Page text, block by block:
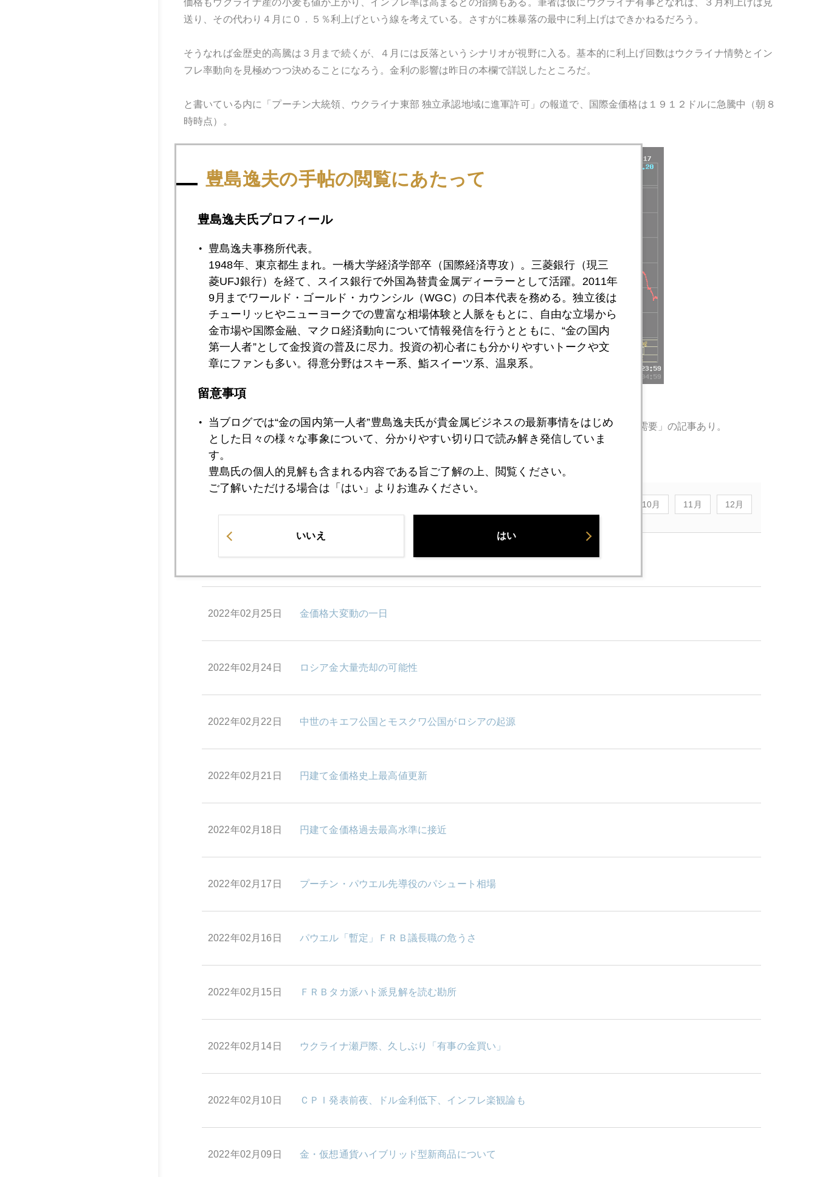
価格もウクライナ産の小麦も値が上がり、インフレ率は高まるとの指摘もある。筆者は仮にウクライナ有事となれば、３月利上げは見
送り、その代わり４月に０．５％利上げという線を考えている。さすがに株暴落の最中に利上げはできかねるだろう。
そうなれば金歴史的高騰は３月まで続くが、４月には反落というシナリオが視野に入る。基本的に利上げ回数はウクライナ情勢とイン
フレ率動向を見極めつつ決めることになろう。金利の影響は昨日の本欄で詳説したところだ。
と書いている内に「プーチン大統領、ウクライナ東部 独立承認地域に進軍許可」の報道で、国際金価格は１９１２ドルに急騰中（朝８
時時点）。
それから今朝の日経新聞朝刊グローバル市場面に「国内の金 最高値 円の実力低下背景に 資産防衛で需要」の記事あり。
10月 11月 12月
2022年02月28日 週末ウクライナ情勢急変、有事の金買い第二波あるか
2022年02月25日 金価格大変動の一日
2022年02月24日 ロシア金大量売却の可能性
2022年02月22日 中世のキエフ公国とモスクワ公国がロシアの起源
2022年02月21日 円建て金価格史上最高値更新
2022年02月18日 円建て金価格過去最高水準に接近
2022年02月17日 プーチン・パウエル先導役のパシュート相場
2022年02月16日 パウエル「暫定」ＦＲＢ議長職の危うさ
2022年02月15日 ＦＲＢタカ派ハト派見解を読む勘所
2022年02月14日 ウクライナ瀬戸際、久しぶり「有事の金買い」
2022年02月10日 ＣＰＩ発表前夜、ドル金利低下、インフレ楽観論も
2022年02月09日 金・仮想通貨ハイブリッド型新商品について
豊島逸夫の手帖の閲覧にあたって
豊島逸夫氏プロフィール
豊島逸夫事務所代表。
1948年、東京都生まれ。一橋大学経済学部卒（国際経済専攻）。三菱銀行（現三
菱UFJ銀行）を経て、スイス銀行で外国為替貴金属ディーラーとして活躍。2011年
9月までワールド・ゴールド・カウンシル（WGC）の日本代表を務める。独立後は
チューリッヒやニューヨークでの豊富な相場体験と人脈をもとに、自由な立場から
金市場や国際金融、マクロ経済動向について情報発信を行うとともに、“金の国内
第一人者”として金投資の普及に尽力。投資の初心者にも分かりやすいトークや文
章にファンも多い。得意分野はスキー系、鮨スイーツ系、温泉系。
留意事項
当ブログでは“金の国内第一人者”豊島逸夫氏が貴金属ビジネスの最新事情をはじめ
とした日々の様々な事象について、分かりやすい切り口で読み解き発信していま
す。
豊島氏の個人的見解も含まれる内容である旨ご了解の上、閲覧ください。
ご了解いただける場合は「はい」よりお進みください。
いいえ はい